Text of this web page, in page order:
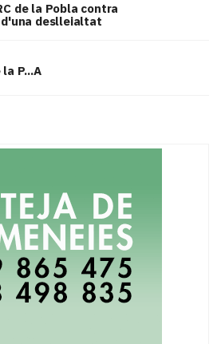
de la Pobla contra
d'una deslleialtat
P...A